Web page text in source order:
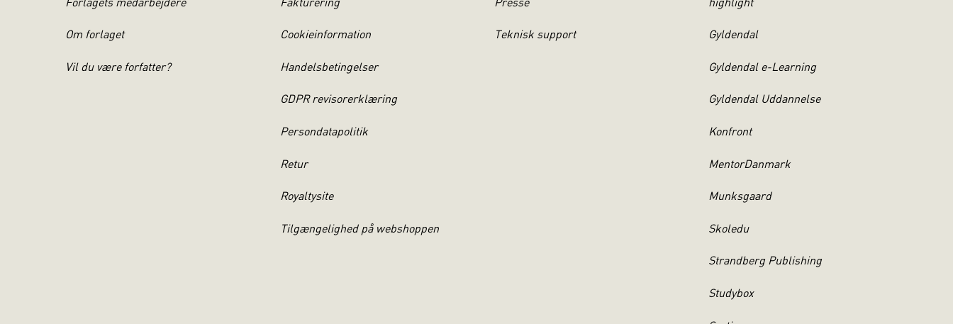
Guide, studier på Master i Organisationspsykologi (MPO) på RUC samt systemisk trænet
Danmark og internationalt med bl.a. 7 år i Afrika. Han har ledererfaring som direktør i
et af COWI´s større datterselskaber og som afdelingsleder for Træning & Ledelse hos
Forlagets medarbejdere
Om forlaget
Vil du være forfatter?
Fakturering
Cookieinformation
Handelsbetingelser
GDPR revisorerklæring
Persondatapolitik
Retur
Royaltysite
Tilgængelighed på webshoppen
Presse
Teknisk support
highlight
Gyldendal
Gyldendal e-Learning
Gyldendal Uddannelse
Konfront
MentorDanmark
Munksgaard
Skoledu
Strandberg Publishing
Studybox